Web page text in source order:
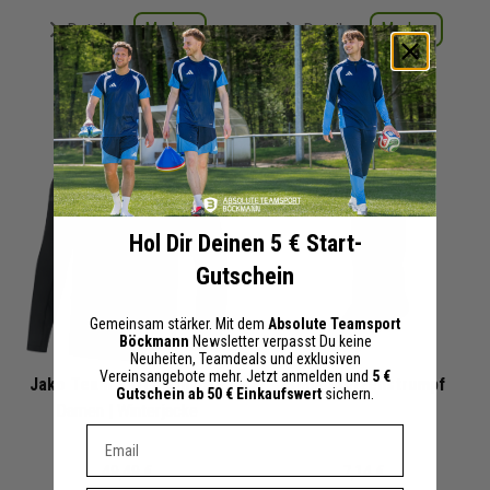
Details Merken
+ 4 Interessenten
Details Merken
+ 4 Interessenten
Jako Team Softshelljacke
49,49 €
Erima Stutzenstrumpf
7,14 €
Hol Dir Deinen 5 € Start-
Gutschein
Gemeinsam stärker. Mit dem Absolute Teamsport
Böckmann Newsletter verpasst Du keine
Neuheiten, Teamdeals und exklusiven
Vereinsangebote mehr. Jetzt anmelden und 5 €
Gutschein ab 50 € Einkaufswert sichern.
Dein E-mail Adresse